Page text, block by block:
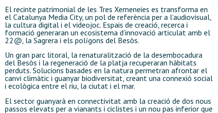
El recinte patrimonial de les Tres Xemeneies es transforma en
el Catalunya Media City, un pol de referència per a l’audiovisual,
la cultura digital i el videojoc. Espais de creació, recerca i
formació generaran un ecosistema d’innovació articulat amb el
22@, la Sagrera i els polígons del Besòs.
Un gran parc litoral, la renaturalització de la desembocadura
del Besòs i la regeneració de la platja recuperaran hàbitats
perduts. Solucions basades en la natura permetran afrontar el
canvi climàtic i guanyar biodiversitat, creant una connexió social
i ecològica entre el riu, la ciutat i el mar.
El sector guanyarà en connectivitat amb la creació de dos nous
passos elevats per a vianants i ciclistes i un nou pas inferior que